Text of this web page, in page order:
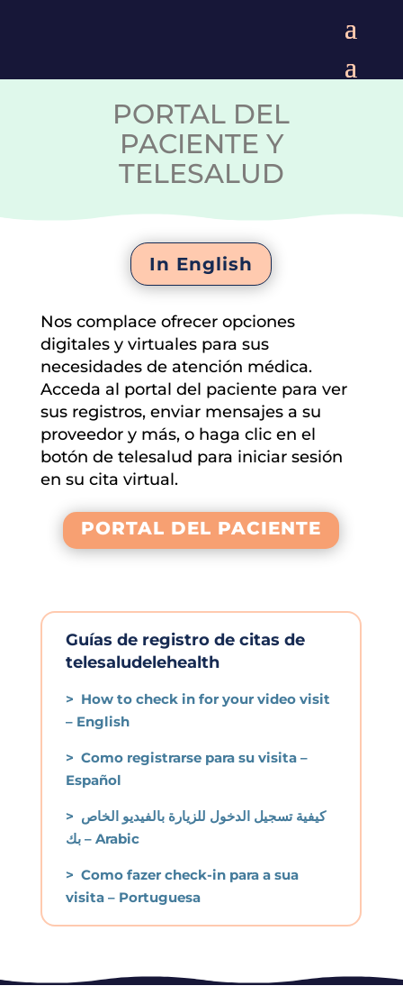
PORTAL DEL
PACIENTE Y
TELESALUD
In English
Nos complace ofrecer opciones
digitales y virtuales para sus
necesidades de atención médica.
Acceda al portal del paciente para ver
sus registros, enviar mensajes a su
proveedor y más, o haga clic en el
botón de telesalud para iniciar sesión
en su cita virtual.
PORTAL DEL PACIENTE
Guías de registro de citas de
telesaludelehealth
> How to check in for your video visit
– English
> Como registrarse para su visita –
Español
> كيفية تسجيل الدخول للزيارة بالفيديو الخاص
بك – Arabic
> Como fazer check-in para a sua
visita – Portuguesa